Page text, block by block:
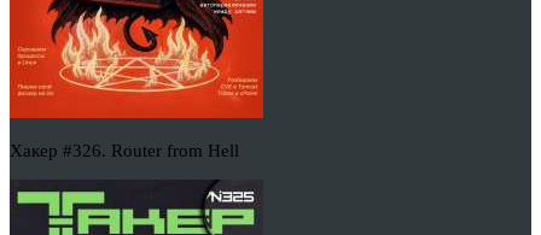
Хакер #326. Router from Hell